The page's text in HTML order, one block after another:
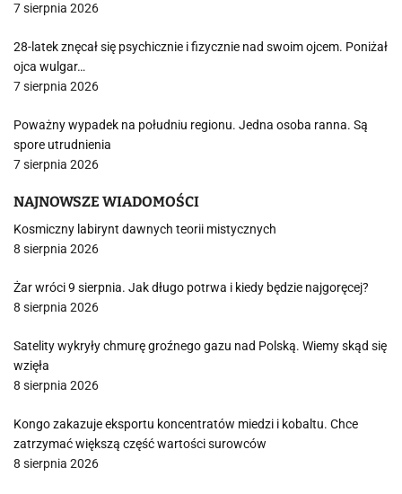
7 sierpnia 2026
28-latek znęcał się psychicznie i fizycznie nad swoim ojcem. Poniżał
ojca wulgar…
7 sierpnia 2026
Poważny wypadek na południu regionu. Jedna osoba ranna. Są
spore utrudnienia
7 sierpnia 2026
NAJNOWSZE WIADOMOŚCI
Kosmiczny labirynt dawnych teorii mistycznych
8 sierpnia 2026
Żar wróci 9 sierpnia. Jak długo potrwa i kiedy będzie najgoręcej?
8 sierpnia 2026
Satelity wykryły chmurę groźnego gazu nad Polską. Wiemy skąd się
wzięła
8 sierpnia 2026
Kongo zakazuje eksportu koncentratów miedzi i kobaltu. Chce
zatrzymać większą część wartości surowców
8 sierpnia 2026